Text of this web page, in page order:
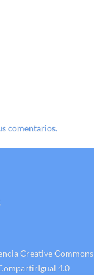
comentarios.
Creative Commons
4.0